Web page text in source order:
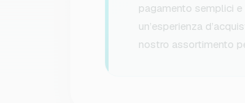
pagamento semplici
un’esperienza
nostro assortimento